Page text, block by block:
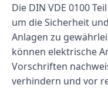
Die DIN VDE 0100
um die Sicherheit
Anlagen zu
können elektrische
Vorschriften
verhindern und vor